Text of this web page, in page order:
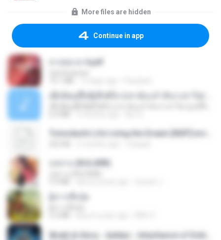
More files are hidden
Continue in app
สาปสมรส 4.pdf
กุหลาบ (KULARB)